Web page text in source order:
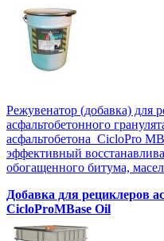
Режувенатор (добавка) для
асфальтобетонного
асфальтобетона CicloPro
эффективный
обогащенного битума,
Добавка для рециклеров
CicloProMBase Oil